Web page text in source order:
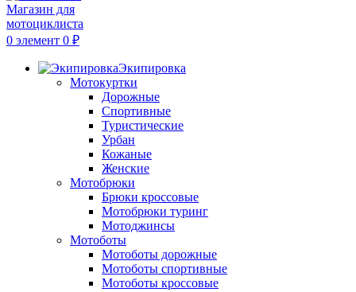
0 элемент 0 ₽
Экипировка
Мотокуртки
Дорожные
Спортивные
Туристические
Урбан
Кожаные
Женские
Мотобрюки
Брюки кроссовые
Мотобрюки туринг
Мотоджинсы
Мотоботы
Мотоботы дорожные
Мотоботы спортивные
Мотоботы кроссовые